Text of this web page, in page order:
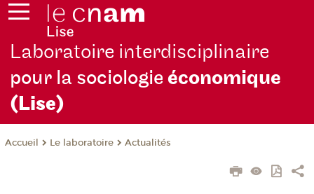
Laboratoire interdisciplinaire
pour la sociologieéconomique
(Lise)
Accueil Le laboratoire Actualités